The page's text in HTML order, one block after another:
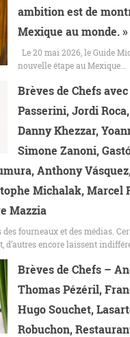
ambition est de
Mexique au monde. »
Le 20 mai 2026, le Guide
nouvelle étape au Mexique…
Brèves de Chefs
Passerini, Jordi
Danny Khezzar,
Simone Zanoni,
Anthony
Michalak, Marcel
Mazzia
fourneaux et des médias.
d’autres encore laissent
Brèves de Chefs –
Thomas Pézéril,
Hugo Souchet,
Robuchon,